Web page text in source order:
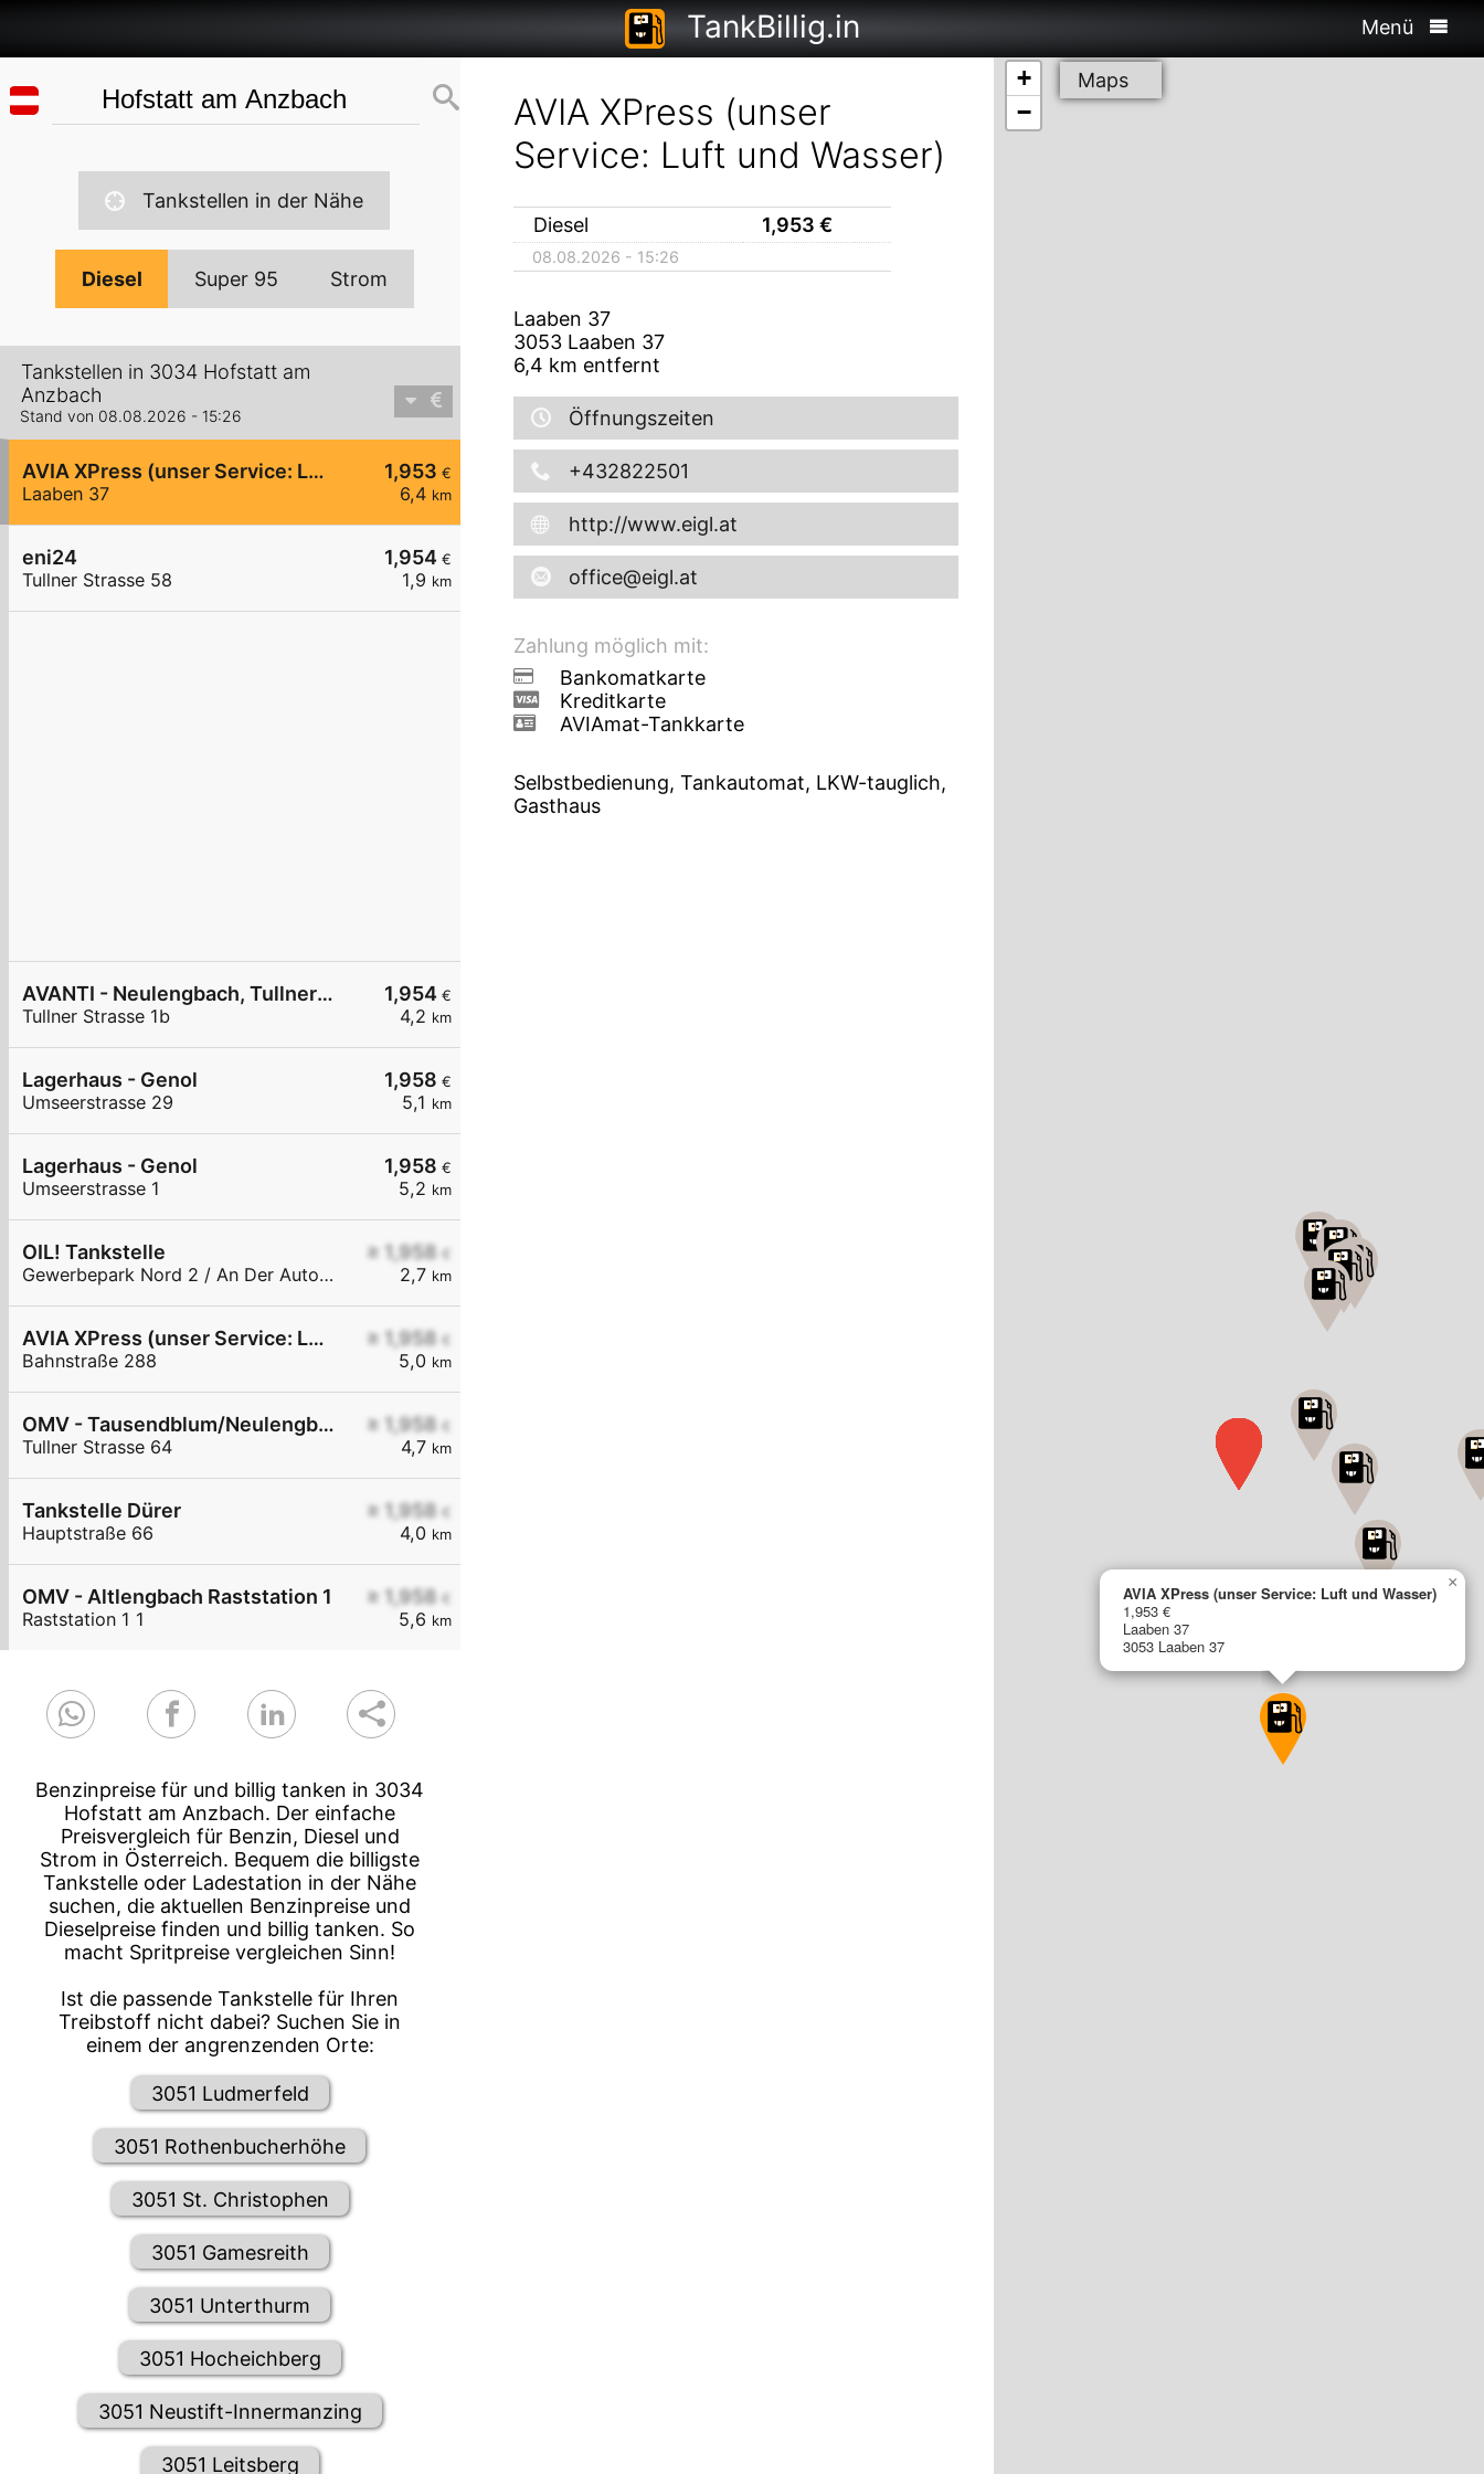
TankBillig.in Menü
Tankstellen in der Nähe
Diesel Super 95 Strom
Tankstellen in 3034 Hofstatt am
Anzbach
Stand von 08.08.2026 - 15:26
1,953 €
6,4 km
AVIA XPress (unser Service: Luft und Wasser)
Laaben 37
1,954 €
1,9 km
eni24
Tullner Strasse 58
1,954 €
4,2 km
AVANTI - Neulengbach, Tullner Straße 1b
Tullner Strasse 1b
1,958 €
5,1 km
Lagerhaus - Genol
Umseerstrasse 29
1,958 €
5,2 km
Lagerhaus - Genol
Umseerstrasse 1
≥ 1,958 €
2,7 km
OIL! Tankstelle
Gewerbepark Nord 2 / An Der Autobahnabf. Altlengbach
≥ 1,958 €
5,0 km
AVIA XPress (unser Service: Luft und Wasser)
Bahnstraße 288
≥ 1,958 €
4,7 km
OMV - Tausendblum/Neulengbach Tullner Straße 64
Tullner Strasse 64
≥ 1,958 €
4,0 km
Tankstelle Dürer
Hauptstraße 66
≥ 1,958 €
5,6 km
OMV - Altlengbach Raststation 1
Raststation 1 1
Benzinpreise für und billig tanken in 3034
Hofstatt am Anzbach. Der einfache
Preisvergleich für Benzin, Diesel und
Strom in Österreich. Bequem die billigste
Tankstelle oder Ladestation in der Nähe
suchen, die aktuellen Benzinpreise und
Dieselpreise finden und billig tanken. So
macht Spritpreise vergleichen Sinn!
Ist die passende Tankstelle für Ihren
Treibstoff nicht dabei? Suchen Sie in
einem der angrenzenden Orte:
3051 Ludmerfeld
3051 Rothenbucherhöhe
3051 St. Christophen
3051 Gamesreith
3051 Unterthurm
3051 Hocheichberg
3051 Neustift-Innermanzing
3051 Leitsberg
AVIA XPress (unser
Service: Luft und Wasser)
Diesel 1,953 €
08.08.2026 - 15:26
Laaben 37
3053 Laaben 37
6,4 km entfernt
Öffnungszeiten
+432822501
http://www.eigl.at
office@eigl.at
Zahlung möglich mit:
Bankomatkarte
Kreditkarte
AVIAmat-Tankkarte
Selbstbedienung, Tankautomat, LKW-tauglich,
Gasthaus
AVIA XPress (unser Service: Luft und Wasser)
1,953 €
Laaben 37
3053 Laaben 37
×
+
−
Maps